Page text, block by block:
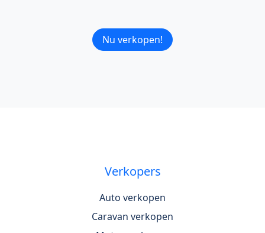
Nu verkopen!
Verkopers
Auto verkopen
Caravan verkopen